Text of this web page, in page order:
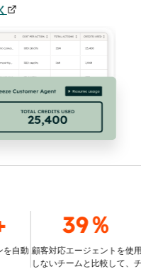
39％
顧客対応エージェントを使用
しないチームと比較して、チ